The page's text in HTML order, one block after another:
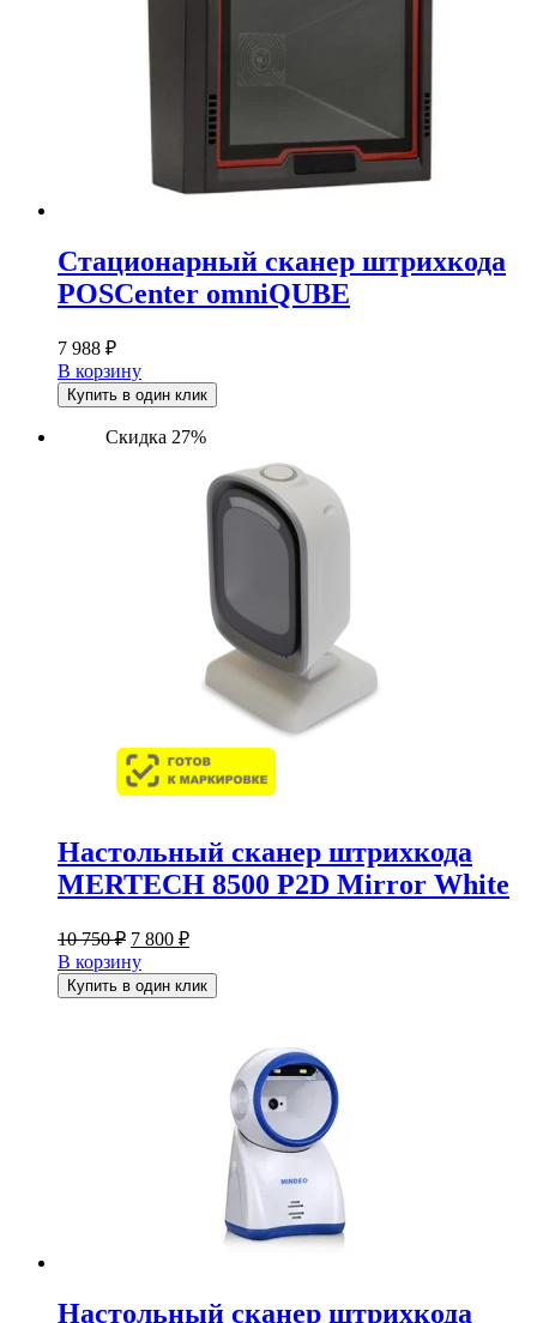
Стационарный сканер штрихкода
POSCenter omniQUBE
7 988 ₽
В корзину
Купить в один клик
Скидка 27%
Настольный сканер штрихкода
MERTECH 8500 P2D Mirror White
10 750₽ Первоначальная
цена
составляла
10
7 800 ₽Текущая
7
800 ₽.
В корзину
Купить в один клик
Настольный сканер штрихкода